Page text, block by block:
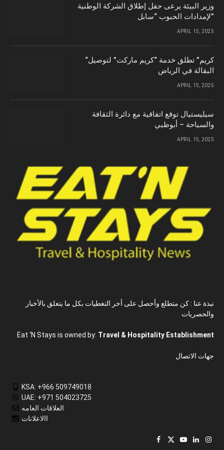
وزير البيئة يرعى حفل إطلاق الشركة الوطنية
لإمدادات الحبوب “سابل”
APRIL 15, 2025
“كريم” تطلق خدمة “كريم ماركت” لتوصيل
البقالة في الرياض
APRIL 15, 2025
سيليستيال توقع اتفاقية مع دائرة الثقافة
والسياحة – أبوظبي
APRIL 15, 2025
نبذة عنا : كن متطلع وأحصل على أخر التغطيات بكل ما يتعلق بالأخبار
والحصريات
Eat ‘N Stays is owned by: Travel & Hospitality Establishment
جهات الاتصال
KSA: +966 509749018
UAE: +971 504023725
العلاقات العامه
االاعلانات
Facebook
X YouTube
LinkedIn